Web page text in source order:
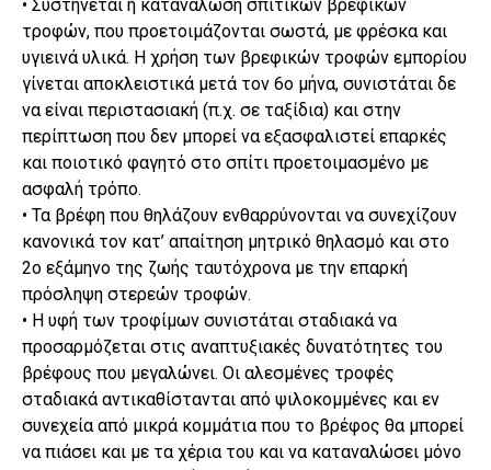
• Συστήνεται η κατανάλωση σπιτικών βρεφικών
τροφών, που προετοιμάζονται σωστά, με φρέσκα και
υγιεινά υλικά. Η χρήση των βρεφικών τροφών εμπορίου
γίνεται αποκλειστικά μετά τον 6ο μήνα, συνιστάται δε
να είναι περιστασιακή (π.χ. σε ταξίδια) και στην
περίπτωση που δεν μπορεί να εξασφαλιστεί επαρκές
και ποιοτικό φαγητό στο σπίτι προετοιμασμένο με
ασφαλή τρόπο.
• Τα βρέφη που θηλάζουν ενθαρρύνονται να συνεχίζουν
κανονικά τον κατ’ απαίτηση μητρικό θηλασμό και στο
2ο εξάμηνο της ζωής ταυτόχρονα με την επαρκή
πρόσληψη στερεών τροφών.
• Η υφή των τροφίμων συνιστάται σταδιακά να
προσαρμόζεται στις αναπτυξιακές δυνατότητες του
βρέφους που μεγαλώνει. Οι αλεσμένες τροφές
σταδιακά αντικαθίστανται από ψιλοκομμένες και εν
συνεχεία από μικρά κομμάτια που το βρέφος θα μπορεί
να πιάσει και με τα χέρια του και να καταναλώσει μόνο